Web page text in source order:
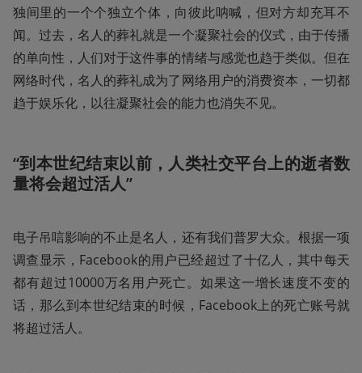
独间里的一个个独立个体，向彼此呐喊，但对方却充耳不
闻。过去，名人的葬礼就是一个凝聚社会的仪式，由于传播
的单向性，人们对于这件事的情绪与感觉也趋于类似。但在
网络时代，名人的葬礼成为了网络用户的消费资本，一切都
趋于娱乐化，以往凝聚社会的能力也消失不见。
“到本世纪结束以前，人类社交平台上的逝者数
量将会超过活人”
电子吊唁影响的不止是名人，还有我们普罗大众。根据一项
调查显示，Facebook的用户已经超过了十亿人，其中每天
都有超过10000万名用户死亡。如果这一增长速度不变的
话，那么到本世纪结束的时候，Facebook上的死亡账号就
将超过活人。